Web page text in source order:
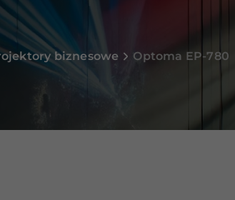
biznesowe Optoma EP-780